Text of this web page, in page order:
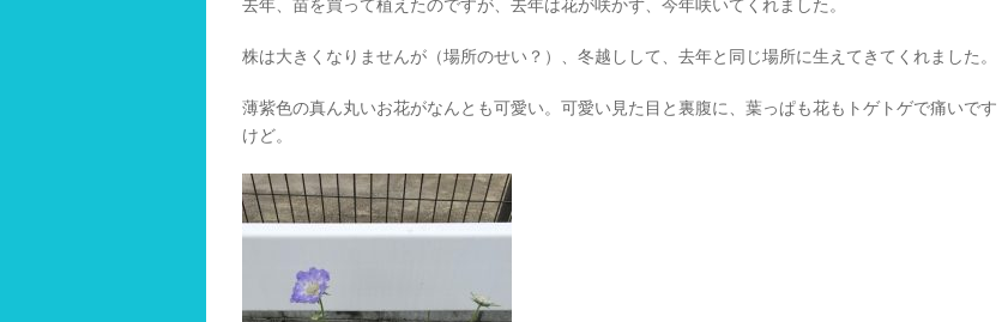
去年、苗を買って植えたのですが、去年は花が咲かず、今年咲いてくれました。
株は大きくなりませんが（場所のせい？）、冬越しして、去年と同じ場所に生えてきてくれました。
薄紫色の真ん丸いお花がなんとも可愛い。可愛い見た目と裏腹に、葉っぱも花もトゲトゲで痛いです
けど。